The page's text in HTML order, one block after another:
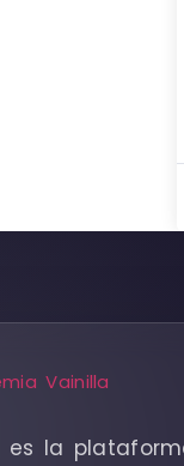
es la